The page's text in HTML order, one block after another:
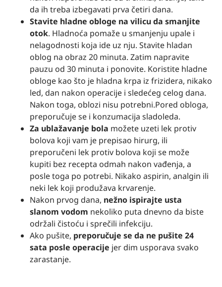
da ih treba izbegavati prva četiri dana.
Stavite hladne obloge na vilicu da smanjite
otok. Hladnoća pomaže u smanjenju upale i
nelagodnosti koja ide uz nju. Stavite hladan
oblog na obraz 20 minuta. Zatim napravite
pauzu od 30 minuta i ponovite. Koristite hladne
obloge kao što je hladna krpa iz frizidera, nikako
led, dan nakon operacije i sledećeg celog dana.
Nakon toga, oblozi nisu potrebni.Pored obloga,
preporučuje se i konzumacija sladoleda.​​
Za ublažavanje bola možete uzeti lek protiv
bolova koji vam je prepisao hirurg, ili
preporučeni lek protiv bolova koji se može
kupiti bez recepta odmah nakon vađenja, a
posle toga po potrebi. Nikako aspirin, analgin ili
neki lek koji produžava krvarenje.
Nakon prvog dana, nežno ispirajte usta
slanom vodom nekoliko puta dnevno da biste
održali čistoću i sprečili infekciju.
Ako pušite, preporučuje se da ne pušite 24
sata posle operacije jer dim usporava svako
zarastanje.